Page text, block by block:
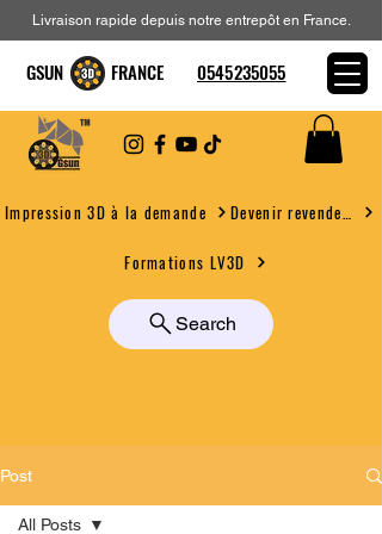
Impression 3D à la demande
Formations LV3D
Search
Livraison rapide depuis notre entrepôt en France.
GSUN FRANCE 0545235055
Post
All Posts